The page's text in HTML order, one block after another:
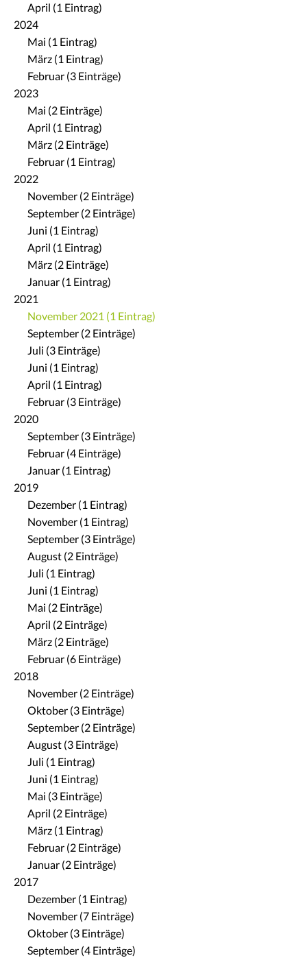
April (1 Eintrag)
2024
Mai (1 Eintrag)
März (1 Eintrag)
Februar (3 Einträge)
2023
Mai (2 Einträge)
April (1 Eintrag)
März (2 Einträge)
Februar (1 Eintrag)
2022
November (2 Einträge)
September (2 Einträge)
Juni (1 Eintrag)
April (1 Eintrag)
März (2 Einträge)
Januar (1 Eintrag)
2021
November 2021 (1 Eintrag)
September (2 Einträge)
Juli (3 Einträge)
Juni (1 Eintrag)
April (1 Eintrag)
Februar (3 Einträge)
2020
September (3 Einträge)
Februar (4 Einträge)
Januar (1 Eintrag)
2019
Dezember (1 Eintrag)
November (1 Eintrag)
September (3 Einträge)
August (2 Einträge)
Juli (1 Eintrag)
Juni (1 Eintrag)
Mai (2 Einträge)
April (2 Einträge)
März (2 Einträge)
Februar (6 Einträge)
2018
November (2 Einträge)
Oktober (3 Einträge)
September (2 Einträge)
August (3 Einträge)
Juli (1 Eintrag)
Juni (1 Eintrag)
Mai (3 Einträge)
April (2 Einträge)
März (1 Eintrag)
Februar (2 Einträge)
Januar (2 Einträge)
2017
Dezember (1 Eintrag)
November (7 Einträge)
Oktober (3 Einträge)
September (4 Einträge)